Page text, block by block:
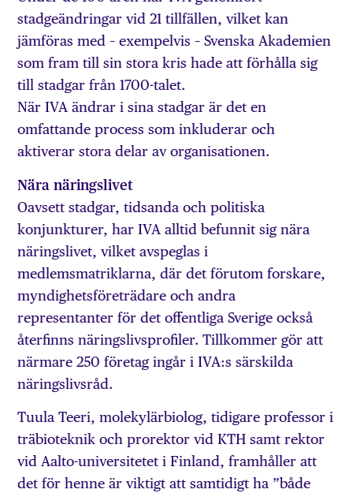
stadgeändringar vid 21 tillfällen, vilket kan
jämföras med – exempelvis – Svenska Akademien
som fram till sin stora kris hade att förhålla sig
till stadgar från 1700-talet.
När IVA ändrar i sina stadgar är det en
omfattande process som inkluderar och
aktiverar stora delar av organisationen.
Nära näringslivet
Oavsett stadgar, tidsanda och politiska
konjunkturer, har IVA alltid befunnit sig nära
näringslivet, vilket avspeglas i
medlemsmatriklarna, där det förutom forskare,
myndighetsföreträdare och andra
representanter för det offentliga Sverige också
återfinns näringslivsprofiler. Tillkommer gör att
närmare 250 företag ingår i IVA:s särskilda
näringslivsråd.
Tuula Teeri, molekylär­biolog, tidigare professor i
träbioteknik och prorektor vid KTH samt rektor
vid Aalto-universitetet i Finland, fram­håller att
det för henne är viktigt att samtidigt ha ”både